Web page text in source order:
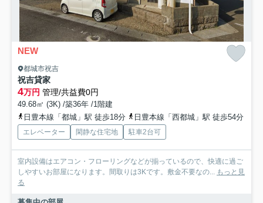
NEW
都城市祝吉
祝吉貸家
4万円 管理/共益費0円
49.68㎡ (3K) /築36年 /1階建
日豊本線「都城」駅 徒歩18分
日豊本線「西都城」駅 徒歩54分
エレベーター 閑静な住宅地 駐車2台可
室内設備はエアコン・フローリングなどが揃っているので、快適に過ご
しやすいお部屋になります。間取りは3Kです。敷金不要なの... もっと見
る